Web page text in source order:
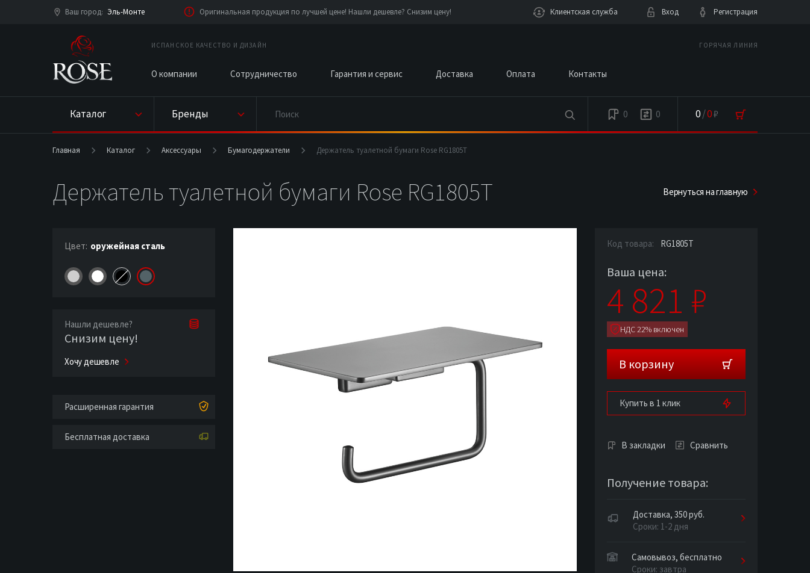
Ваш город: Эль-Монте Оригинальная продукция по лучшей цене! Нашли дешевле? Снизим цену! Клиентская служба Вход Регистрация
ИСПАНСКОЕ КАЧЕСТВО И ДИЗАЙН
О компании Сотрудничество Гарантия и сервис Доставка Оплата Контакты
ГОРЯЧАЯ ЛИНИЯ
Каталог Бренды 0 0 0/0₽
Главная Каталог Аксессуары Бумагодержатели Держатель туалетной бумаги Rose RG1805T
Держатель туалетной бумаги Rose RG1805T Вернуться на главную
Цвет: оружейная сталь
Нашли дешевле?
Снизим цену!
Хочу дешевле
Расширенная гарантия
Бесплатная доставка
Код товара: RG1805T
Ваша цена:
4 821 ₽
НДС 22% включен
В корзину
Купить в 1 клик
В закладки Сравнить
Получение товара:
Доставка, 350 руб.
Сроки: 1-2 дня
Самовывоз, бесплатно
Сроки: завтра